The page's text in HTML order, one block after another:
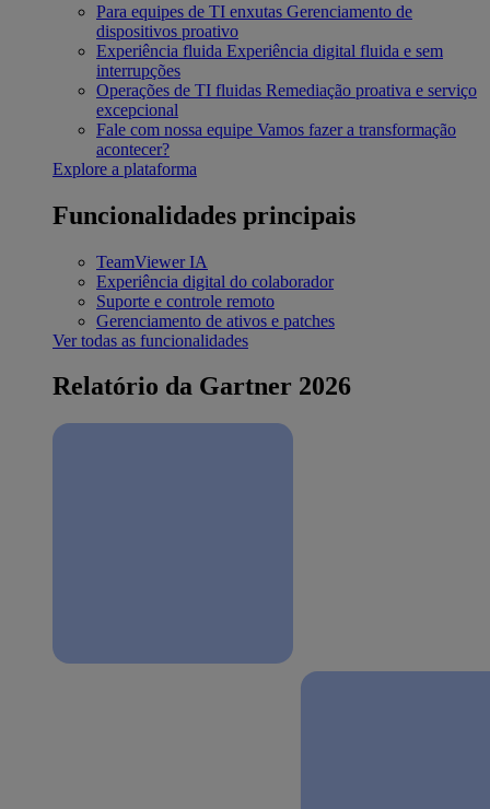
Para equipes de TI enxutas Gerenciamento de
dispositivos proativo
Experiência fluida Experiência digital fluida e sem
interrupções
Operações de TI fluidas Remediação proativa e serviço
excepcional
Fale com nossa equipe Vamos fazer a transformação
acontecer?
Explore a plataforma
Funcionalidades principais
TeamViewer IA
Experiência digital do colaborador
Suporte e controle remoto
Gerenciamento de ativos e patches
Ver todas as funcionalidades
Relatório da Gartner 2026